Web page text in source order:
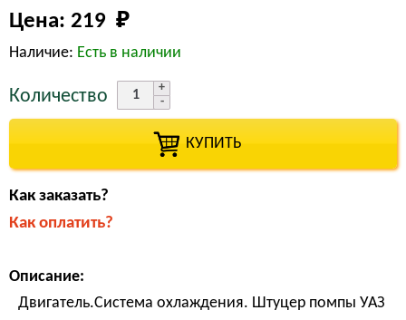
Цена: 219 ₽
Наличие: Есть в наличии
Количество
КУПИТЬ
Как заказать?
Как оплатить?
Описание:
Двигатель.Система охлаждения. Штуцер помпы УАЗ